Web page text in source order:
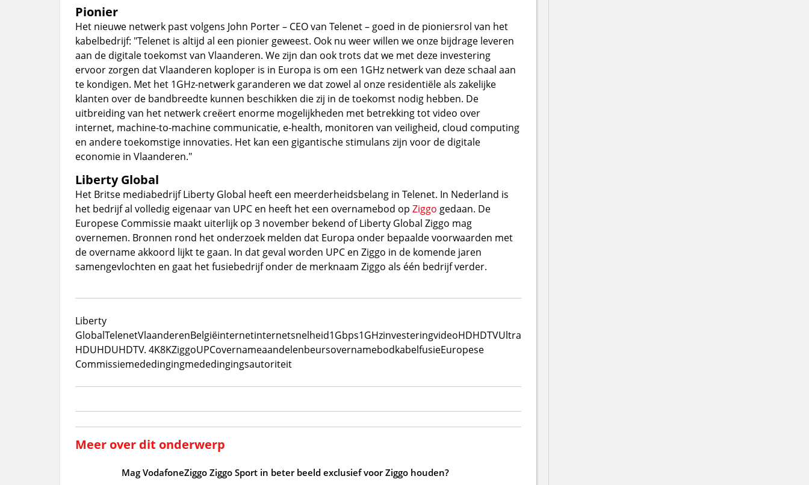
Pionier
Het nieuwe netwerk past volgens John Porter – CEO van Telenet – goed in de pioniersrol van het
kabelbedrijf: "Telenet is altijd al een pionier geweest. Ook nu weer willen we onze bijdrage leveren
aan de digitale toekomst van Vlaanderen. We zijn dan ook trots dat we met deze investering
ervoor zorgen dat Vlaanderen koploper is in Europa is om een 1GHz netwerk van deze schaal aan
te kondigen. Met het 1GHz-netwerk garanderen we dat zowel al onze residentiële als zakelijke
klanten over de bandbreedte kunnen beschikken die zij in de toekomst nodig hebben. De
uitbreiding van het netwerk creëert enorme mogelijkheden met betrekking tot video over
internet, machine-to-machine communicatie, e-health, monitoren van veiligheid, cloud computing
en andere toekomstige innovaties. Het kan een gigantische stimulans zijn voor de digitale
economie in Vlaanderen."
Liberty Global
Het Britse mediabedrijf Liberty Global heeft een meerderheidsbelang in Telenet. In Nederland is
het bedrijf al volledig eigenaar van UPC en heeft het een overnamebod op Ziggo gedaan. De
Europese Commissie maakt uiterlijk op 3 november bekend of Liberty Global Ziggo mag
overnemen. Bronnen rond het onderzoek melden dat Europa onder bepaalde voorwaarden met
de overname akkoord lijkt te gaan. In dat geval worden UPC en Ziggo in de komende jaren
samengevlochten en gaat het fusiebedrijf onder de merknaam Ziggo als één bedrijf verder.
Liberty
GlobalTelenetVlaanderenBelgiëinternetinternetsnelheid1Gbps1GHzinvesteringvideoHDHDTVUltra
HDUHDUHDTV. 4K8KZiggoUPCovernameaandelenbeursovernamebodkabelfusieEuropese
Commissiemededingingmededingingsautoriteit
Meer over dit onderwerp
Mag VodafoneZiggo Ziggo Sport in beter beeld exclusief voor Ziggo houden?